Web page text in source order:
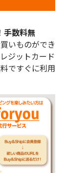
手数料無
いものができ
ジットカード
ですぐに利用